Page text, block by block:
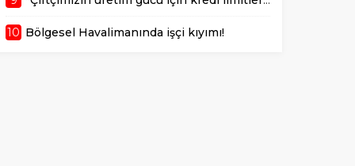
10 Bölgesel Havalimanında işçi kıyımı!